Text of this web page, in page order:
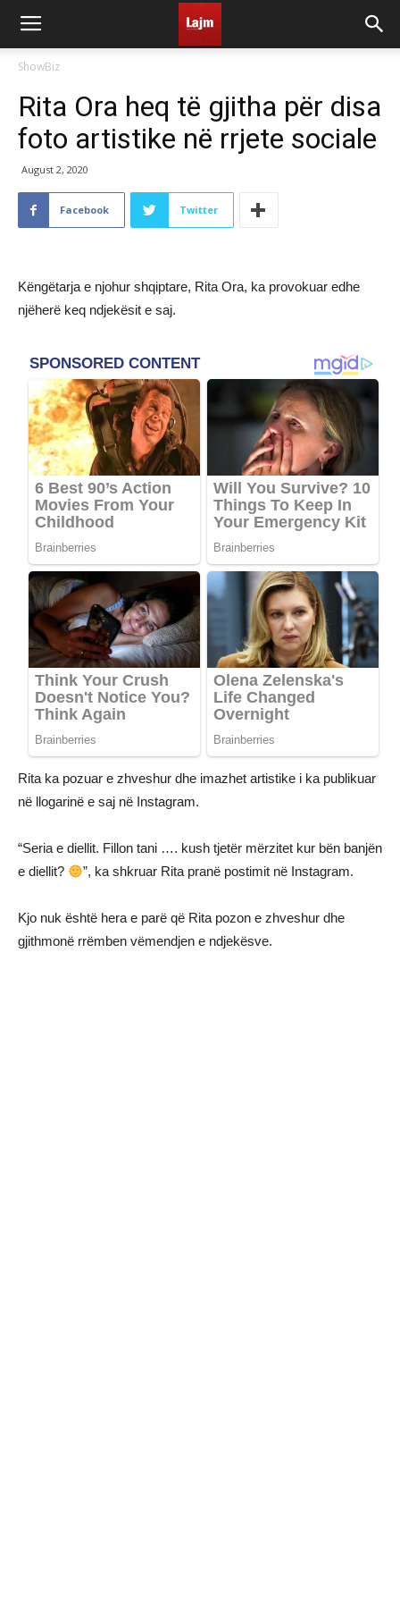
ShowBiz
Rita Ora heq të gjitha për disa
foto artistike në rrjete sociale
August 2, 2020
Facebook Twitter
Këngëtarja e njohur shqiptare, Rita Ora, ka provokuar edhe
njëherë keq ndjekësit e saj.
Rita ka pozuar e zhveshur dhe imazhet artistike i ka publikuar
në llogarinë e saj në Instagram.
“Seria e diellit. Fillon tani …. kush tjetër mërzitet kur bën banjën
e diellit?
”, ka shkruar Rita pranë postimit në Instagram.
Kjo nuk është hera e parë që Rita pozon e zhveshur dhe
gjithmonë rrëmben vëmendjen e ndjekësve.